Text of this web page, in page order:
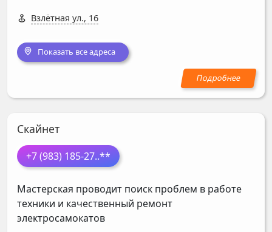
Взлётная ул., 16
Показать все адреса
Скайнет
+7 (983) 185-27..**
Мастерская проводит поиск проблем в работе
техники и качественный ремонт
электросамокатов